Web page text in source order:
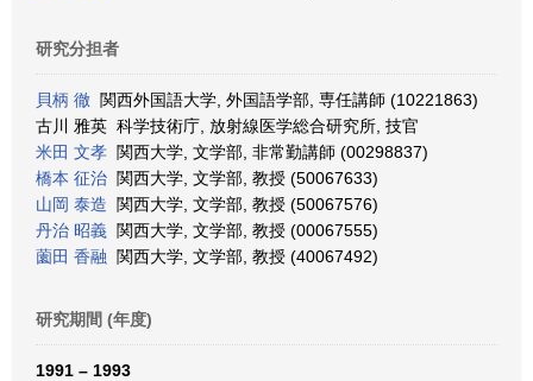
研究分担者
貝柄 徹 関西外国語大学, 外国語学部, 専任講師 (10221863)
古川 雅英 科学技術庁, 放射線医学総合研究所, 技官
米田 文孝 関西大学, 文学部, 非常勤講師 (00298837)
橋本 征治 関西大学, 文学部, 教授 (50067633)
山岡 泰造 関西大学, 文学部, 教授 (50067576)
丹治 昭義 関西大学, 文学部, 教授 (00067555)
薗田 香融 関西大学, 文学部, 教授 (40067492)
研究期間 (年度)
1991 – 1993